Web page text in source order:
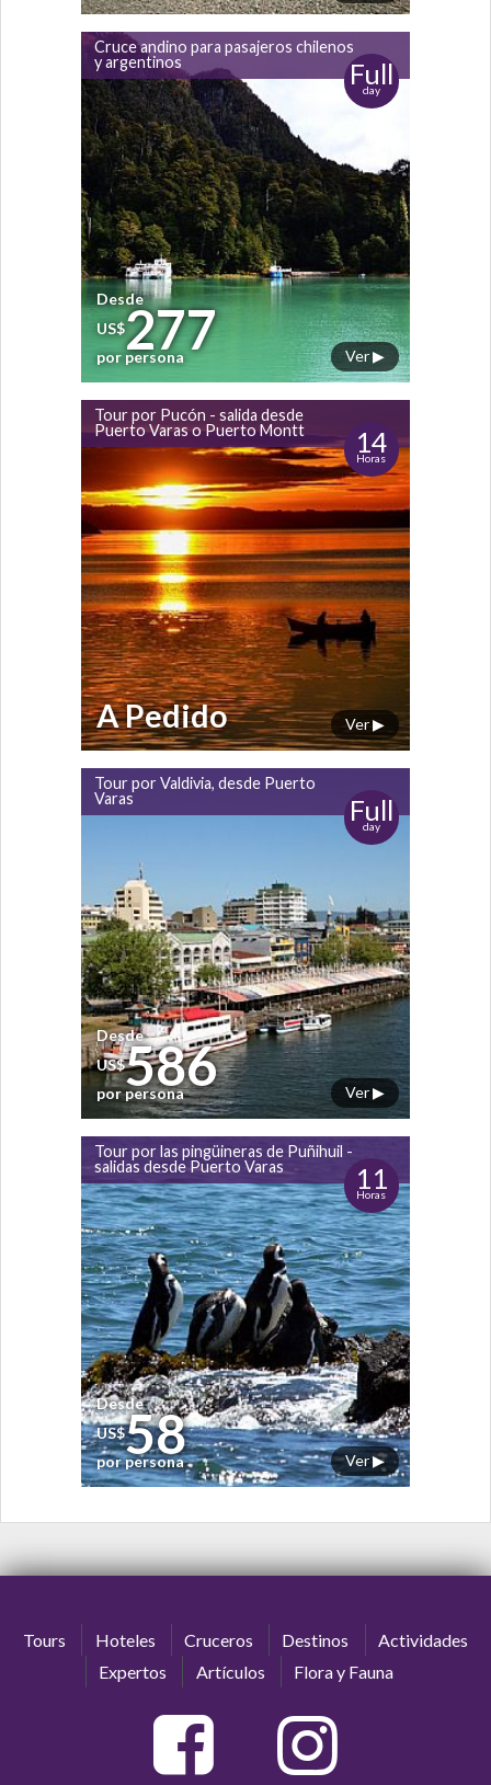
Cruce andino para pasajeros chilenos
y argentinos
Full
day
Ver ▶
Desde
US$277
por persona
Tour por Pucón - salida desde
Puerto Varas o Puerto Montt
14
Horas
Ver ▶
A Pedido
Tour por Valdivia, desde Puerto
Varas
Full
day
Ver ▶
Desde
US$586
por persona
Tour por las pingüineras de Puñihuil -
salidas desde Puerto Varas
11
Horas
Ver ▶
Desde
US$58
por persona
Tours Hoteles Cruceros Destinos
Actividades
Expertos
Artículos Flora y Fauna